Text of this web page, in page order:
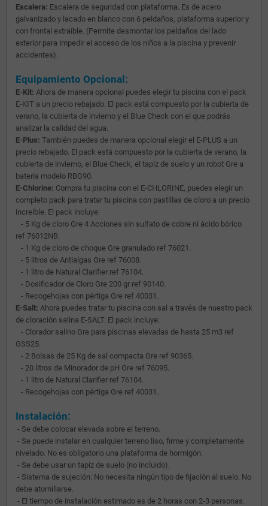
Escalera: Escalera de seguridad con plataforma. Es de acero
galvanizado y lacado en blanco con 6 peldaños, plataforma superior y
con frontal extraíble. (Permite desmontar los peldaños del lado
exterior para impedir el acceso de los niños a la piscina y prevenir
accidentes).
Equipamiento Opcional:
E-Kit: Ahora de manera opcional puedes elegir tu piscina con el pack
E-KIT a un precio rebajado. El pack está compuesto por la cubierta de
verano, la cubierta de invierno y el Blue Check con el que podrás
analizar la calidad del agua.
E-Plus: También puedes de manera opcional elegir el E-PLUS a un
precio rebajado. El pack está compuesto por la cubierta de verano, la
cubierta de invierno, el Blue Check, el tapiz de suelo y un robot Gre a
batería modelo RBG90.
E-Chlorine: Compra tu piscina con el E-CHLORINE, puedes elegir un
completo pack para tratar tu piscina con pastillas de cloro a un precio
increíble. El pack incluye:
- 5 Kg de cloro Gre 4 Acciones sin sulfato de cobre ni ácido bórico
ref 76012NB.
- 1 Kg de cloro de choque Gre granulado ref 76021.
- 5 litros de Antialgas Gre ref 76008.
- 1 litro de Natural Clarifier ref 76104.
- Dosificador de Cloro Gre 200 gr ref 90140.
- Recogehojas con pértiga Gre ref 40031.
E-Salt: Ahora puedes tratar tu piscina con sal a través de nuestro pack
de cloración salina E-SALT. El pack incluye:
- Clorador salino Gre para piscinas elevadas de hasta 25 m3 ref
GSS25.
- 2 Bolsas de 25 Kg de sal compacta Gre ref 90365.
- 20 litros de Minorador de pH Gre ref 76095.
- 1 litro de Natural Clarifier ref 76104.
- Recogehojas con pértiga Gre ref 40031.
Instalación:
- Se debe colocar elevada sobre el terreno.
- Se puede instalar en cualquier terreno liso, firme y completamente
nivelado. No es obligatorio una plataforma de hormigón.
- Se debe usar un tapiz de suelo (no incluido).
- Sistema de sujeción: No necesita ningún tipo de fijación al suelo. No
debe atornillarse.
- El tiempo de instalación estimado es de 2 horas con 2-3 personas.